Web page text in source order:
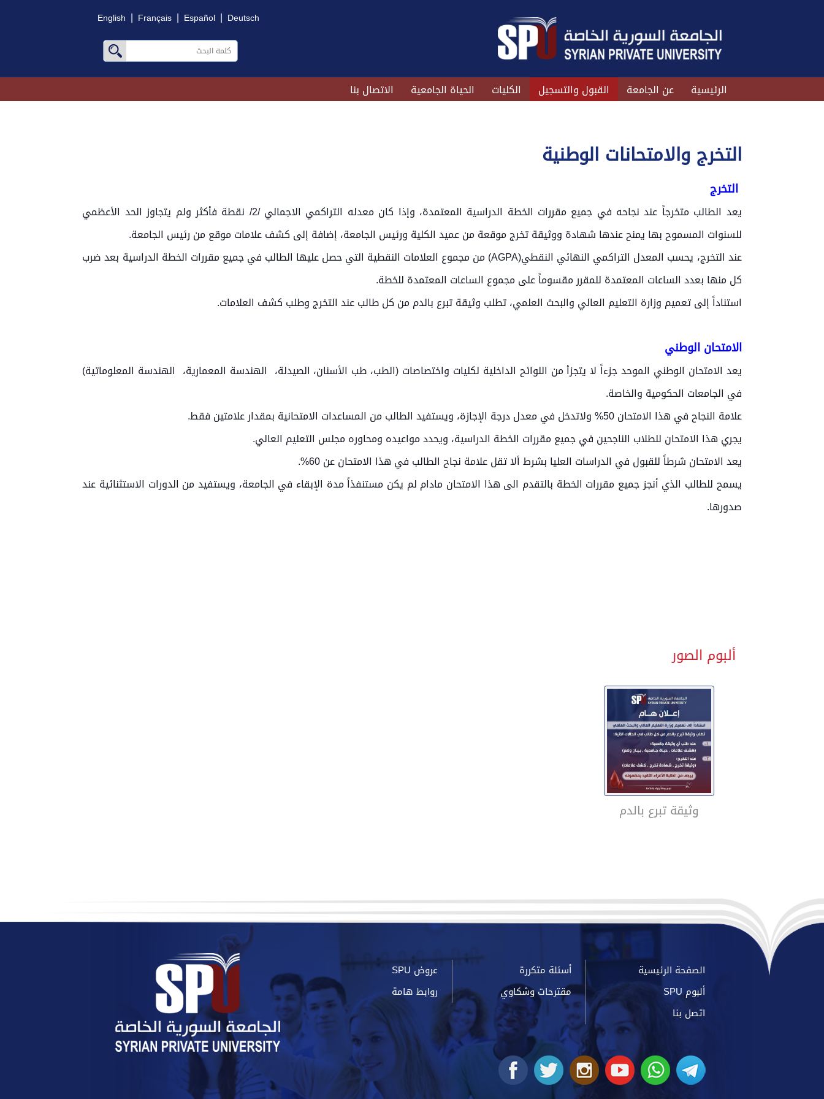
English | Français | Español | Deutsch
الرئيسية عن الجامعة القبول والتسجيل الكليات الحياة الجامعية الاتصال بنا
التخرج والامتحانات الوطنية
التخرج
يعد الطالب متخرجاً عند نجاحه في جميع مقررات الخطة الدراسية المعتمدة، وإذا كان معدله التراكمي الاجمالي /2/ نقطة فأكثر ولم يتجاوز الحد الأعظمي
للسنوات المسموح بها يمنح عندها شهادة ووثيقة تخرج موقعة من عميد الكلية ورئيس الجامعة، إضافة إلى كشف علامات موقع من رئيس الجامعة.
عند التخرج، يحسب المعدل التراكمي النهائي النقطي(AGPA) من مجموع العلامات النقطية التي حصل عليها الطالب في جميع مقررات الخطة الدراسية بعد ضرب
كل منها بعدد الساعات المعتمدة للمقرر مقسوماً على مجموع الساعات المعتمدة للخطة.
استناداً إلى تعميم وزارة التعليم العالي والبحث العلمي، تطلب وثيقة تبرع بالدم من كل طالب عند التخرج وطلب كشف العلامات.
الامتحان الوطني
يعد الامتحان الوطني الموحد جزءاً لا يتجزأ من اللوائح الداخلية لكليات واختصاصات (الطب، طب الأسنان، الصيدلة، الهندسة المعمارية، الهندسة المعلوماتية)
في الجامعات الحكومية والخاصة.
علامة النجاح في هذا الامتحان 50% ولاتدخل في معدل درجة الإجازة، ويستفيد الطالب من المساعدات الامتحانية بمقدار علامتين فقط.
يجري هذا الامتحان للطلاب الناجحين في جميع مقررات الخطة الدراسية، ويحدد مواعيده ومحاوره مجلس التعليم العالي.
يعد الامتحان شرطاً للقبول في الدراسات العليا بشرط ألا تقل علامة نجاح الطالب في هذا الامتحان عن 60%.
يسمح للطالب الذي أنجز جميع مقررات الخطة بالتقدم الى هذا الامتحان مادام لم يكن مستنفذاً مدة الإبقاء في الجامعة، ويستفيد من الدورات الاستثنائية عند
صدورها.
ألبوم الصور
وثيقة تبرع بالدم
الصفحة الرئيسية أسئلة متكررة
عروض SPU
ألبوم SPU
مقترحات وشكاوي
روابط هامة
اتصل بنا